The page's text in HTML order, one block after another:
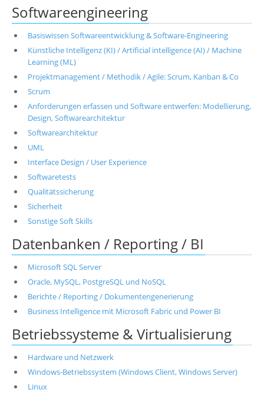
Softwareengineering
Basiswissen Softwareentwicklung & Software-Engineering
Künstliche Intelligenz (KI) / Artificial intelligence (AI) / Machine
Learning (ML)
Projektmanagement / Methodik / Agile: Scrum, Kanban & Co
Scrum
Anforderungen erfassen und Software entwerfen: Modellierung,
Design, Softwarearchitektur
Softwarearchitektur
UML
Interface Design / User Experience
Softwaretests
Qualitätssicherung
Sicherheit
Sonstige Soft Skills
Datenbanken / Reporting / BI
Microsoft SQL Server
Oracle, MySQL, PostgreSQL und NoSQL
Berichte / Reporting / Dokumentengenerierung
Business Intelligence mit Microsoft Fabric und Power BI
Betriebssysteme & Virtualisierung
Hardware und Netzwerk
Windows-Betriebssystem (Windows Client, Windows Server)
Linux